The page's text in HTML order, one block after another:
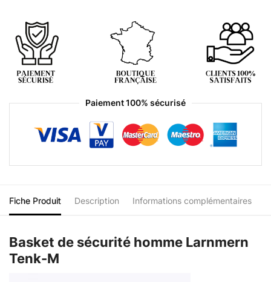
Paiement 100% sécurisé
Fiche Produit Description Informations complémentaires
Basket de sécurité homme Larnmern
Tenk-M